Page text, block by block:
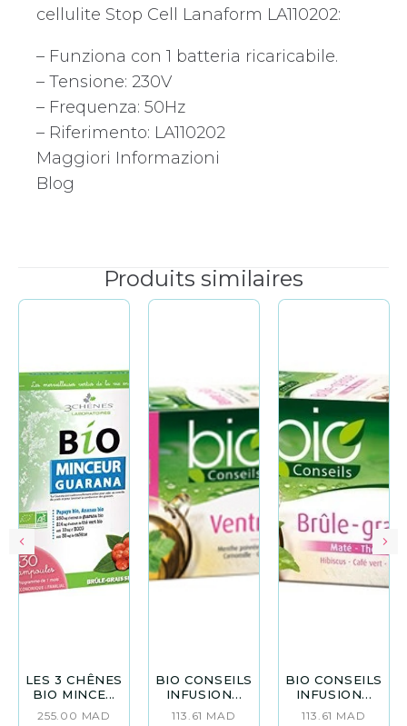
cellulite Stop Cell Lanaform LA110202:
– Funziona con 1 batteria ricaricabile.
– Tensione: 230V
– Frequenza: 50Hz
– Riferimento: LA110202
Maggiori Informazioni
Blog
Produits similaires
LES 3 CHÊNES
BIO MINCE...
255.00 MAD
BIO CONSEILS
INFUSION...
113.61 MAD
BIO CONSEILS
INFUSION...
113.61 MAD